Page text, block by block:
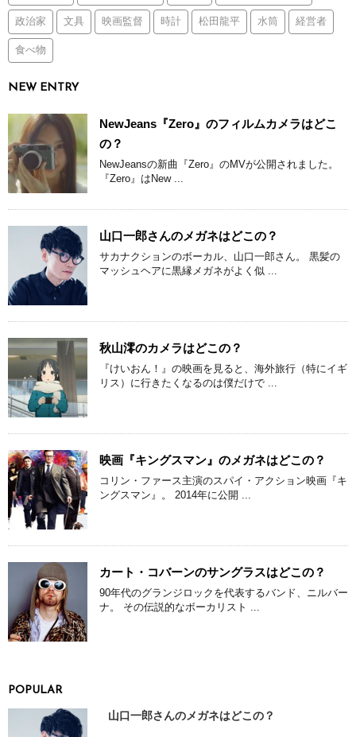
政治家 文具 映画監督 時計 松田龍平 水筒 経営者
食べ物
NEW ENTRY
NewJeans『Zero』のフィルムカメラはどこ
の？
NewJeansの新曲『Zero』のMVが公開されました。
『Zero』はNew ...
山口一郎さんのメガネはどこの？
サカナクションのボーカル、山口一郎さん。 黒髪の
マッシュヘアに黒縁メガネがよく似 ...
秋山澪のカメラはどこの？
『けいおん！』の映画を見ると、海外旅行（特にイギ
リス）に行きたくなるのは僕だけで ...
映画『キングスマン』のメガネはどこの？
コリン・ファース主演のスパイ・アクション映画『キ
ングスマン』。 2014年に公開 ...
カート・コバーンのサングラスはどこの？
90年代のグランジロックを代表するバンド、ニルバー
ナ。 その伝説的なボーカリスト ...
POPULAR
山口一郎さんのメガネはどこの？